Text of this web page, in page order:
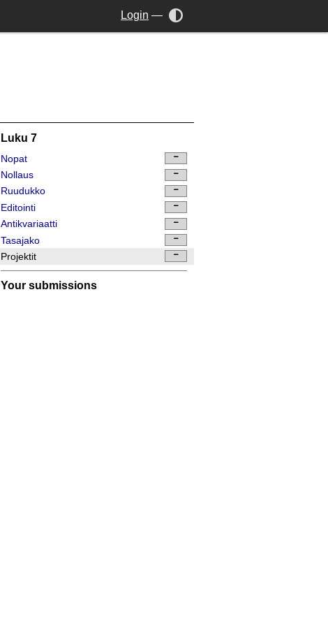
Login —
Luku 7
Nopat
Nollaus
Ruudukko
Editointi
Antikvariaatti
Tasajako
Projektit
Your submissions